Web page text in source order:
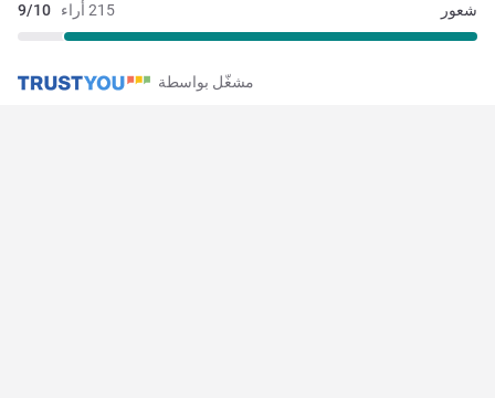
215 أراء 9/10 شعور
مشغّل بواسطة